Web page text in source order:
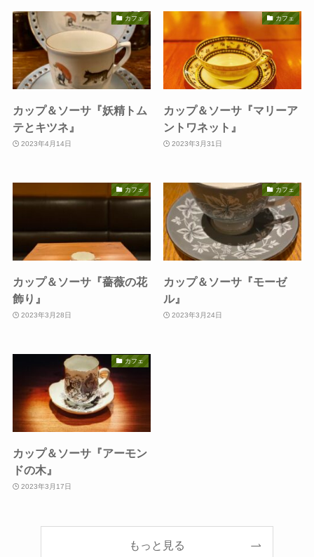
カフェ
カップ＆ソーサ『妖精トム
テとキツネ』
2023年4月14日
カフェ
カップ＆ソーサ『マリーア
ントワネット』
2023年3月31日
カフェ
カップ＆ソーサ『薔薇の花
飾り』
2023年3月28日
カフェ
カップ＆ソーサ『モーゼ
ル』
2023年3月24日
カフェ
カップ＆ソーサ『アーモン
ドの木』
2023年3月17日
もっと見る